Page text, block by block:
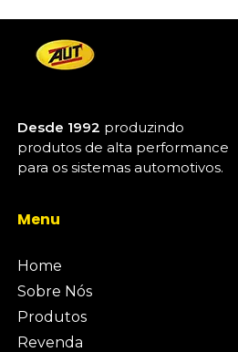
Desde 1992 produzindo
produtos de alta performance
para os sistemas automotivos.
Menu
Home
Sobre Nós
Produtos
Revenda